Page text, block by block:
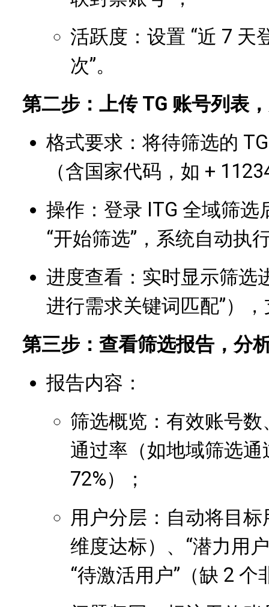
活跃度：设置 “近 7 天
次”。
第二步：上传 TG 账号列表
格式要求：将待筛选的
（含国家代码，如 +
操作：登录 ITG 全域筛
“开始筛选”，系统自动执
进度查看：实时显示筛选
进行需求关键词匹配”）
第三步：查看筛选报告，分
报告内容：
筛选概览：有效账号
通过率（如地域筛选
72%）；
用户分层：自动将目标
维度达标）、“潜力用
“待激活用户”（缺 2